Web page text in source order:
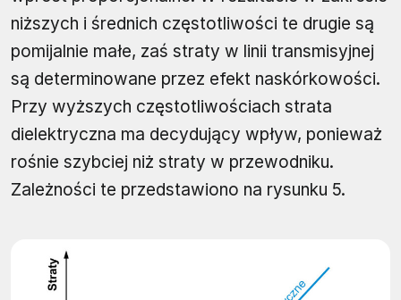
niższych i średnich częstotliwości te drugie są
pomijalnie małe, zaś straty w linii transmisyjnej
są determinowane przez efekt naskórkowości.
Przy wyższych częstotliwościach strata
dielektryczna ma decydujący wpływ, ponieważ
rośnie szybciej niż straty w przewodniku.
Zależności te przedstawiono na rysunku 5.